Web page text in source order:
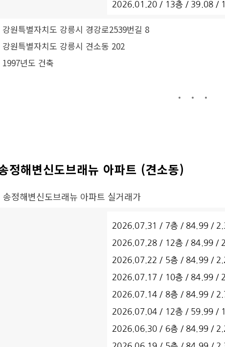
강원특별자치도 강릉시 경강로2539번길 8
강원특별자치도 강릉시 견소동 202
1997년도 건축
정해변신도브래뉴 아파트 (견소동)
송정해변신도브래뉴 아파트 실거래가